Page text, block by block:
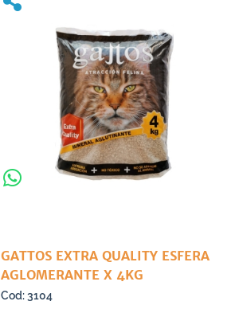
GATTOS EXTRA QUALITY ESFERA
AGLOMERANTE X 4KG
3104